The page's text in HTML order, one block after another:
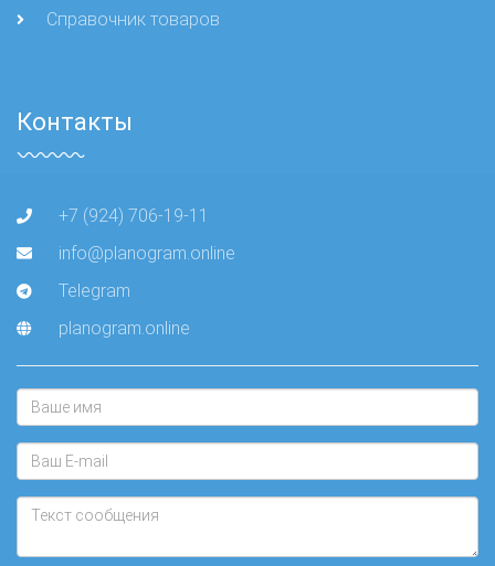
Справочник товаров
Контакты
+7 (924) 706-19-11
info@planogram.online
Telegram
planogram.online